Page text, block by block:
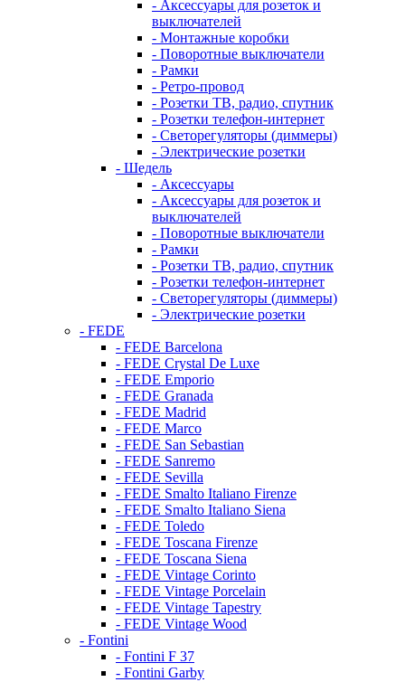
- Аксессуары для розеток и
выключателей
- Монтажные коробки
- Поворотные выключатели
- Рамки
- Ретро-провод
- Розетки ТВ, радио, спутник
- Розетки телефон-интернет
- Светорегуляторы (диммеры)
- Электрические розетки
- Шедель
- Аксессуары
- Аксессуары для розеток и
выключателей
- Поворотные выключатели
- Рамки
- Розетки ТВ, радио, спутник
- Розетки телефон-интернет
- Светорегуляторы (диммеры)
- Электрические розетки
- FEDE
- FEDE Barcelona
- FEDE Crystal De Luxe
- FEDE Emporio
- FEDE Granada
- FEDE Madrid
- FEDE Marco
- FEDE San Sebastian
- FEDE Sanremo
- FEDE Sevilla
- FEDE Smalto Italiano Firenze
- FEDE Smalto Italiano Siena
- FEDE Toledo
- FEDE Toscana Firenze
- FEDE Toscana Siena
- FEDE Vintage Corinto
- FEDE Vintage Porcelain
- FEDE Vintage Tapestry
- FEDE Vintage Wood
- Fontini
- Fontini F 37
- Fontini Garby